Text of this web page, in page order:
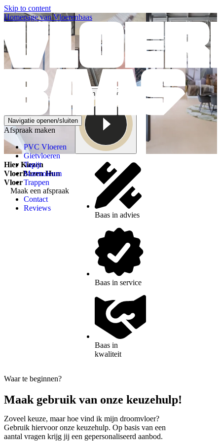
Skip to content
Homepage van Vloerenbaas
Navigatie openen/sluiten
Afspraak maken
PVC Vloeren
Gietvloeren
Tapijt
Marmoleum
Trappen
Contact
Reviews
Open video modal
Hier Kiezen
VloerBazen Hun
Vloer
Maak een afspraak
Baas in advies
Baas in service
Baas in
kwaliteit
Waar te beginnen?
Maak gebruik van onze keuzehulp!
Zoveel keuze, maar hoe vind ik mijn droomvloer?
Gebruik hiervoor onze keuzehulp. Op basis van een
aantal vragen krijg jij een gepersonaliseerd aanbod.